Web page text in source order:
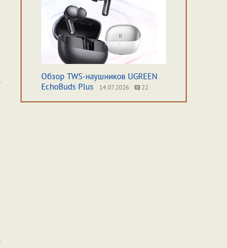
Обзор TWS-наушников UGREEN
EchoBuds Plus
14.07.2026 22